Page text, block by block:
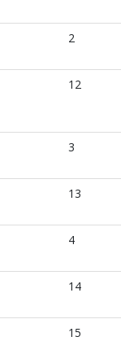
2
12
3
13
4
14
15